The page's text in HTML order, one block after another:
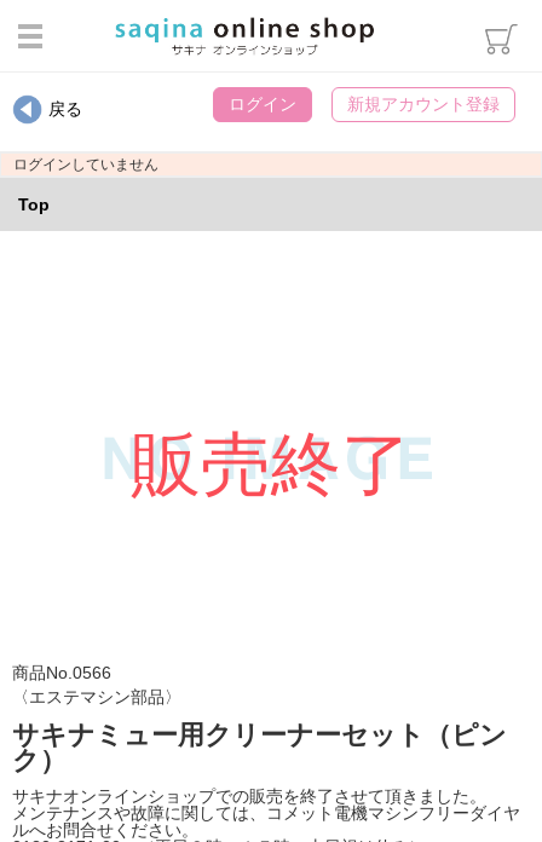
スキンケア
ヘアケア・ボディケア・オーラ
ルケア
パンフレット類
書籍・冊子
ランキング
SHOP お知らせ
サポート
戻る ログイン 新規アカウント登録
ログインしていません
Top
販売終了
〈エステマシン部品〉
商品No.0566
サキナミュー用クリーナーセット（ピン
ク）
サキナオンラインショップでの販売を終了させて頂きました。
メンテナンスや故障に関しては、コメット電機マシンフリーダイヤ
ルへお問合せください。